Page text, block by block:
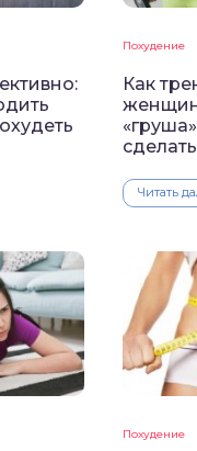
Похудение
Как
Читать
Похудение